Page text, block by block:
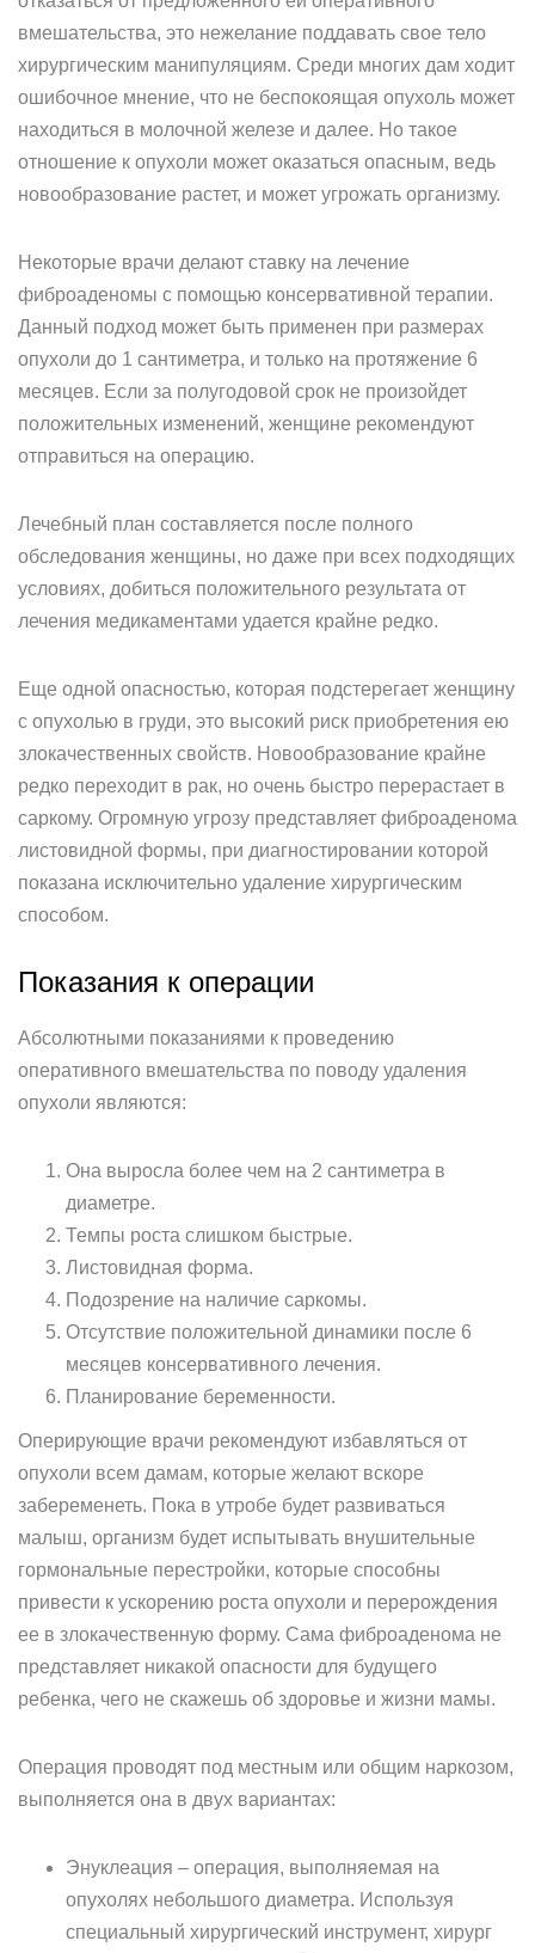
вмешательства, это нежелание поддавать свое тело
хирургическим манипуляциям. Среди многих дам ходит
ошибочное мнение, что не беспокоящая опухоль может
находиться в молочной железе и далее. Но такое
отношение к опухоли может оказаться опасным, ведь
новообразование растет, и может угрожать организму.
Некоторые врачи делают ставку на лечение
фиброаденомы с помощью консервативной терапии.
Данный подход может быть применен при размерах
опухоли до 1 сантиметра, и только на протяжение 6
месяцев. Если за полугодовой срок не произойдет
положительных изменений, женщине рекомендуют
отправиться на операцию.
Лечебный план составляется после полного
обследования женщины, но даже при всех подходящих
условиях, добиться положительного результата от
лечения медикаментами удается крайне редко.
Еще одной опасностью, которая подстерегает женщину
с опухолью в груди, это высокий риск приобретения ею
злокачественных свойств. Новообразование крайне
редко переходит в рак, но очень быстро перерастает в
саркому. Огромную угрозу представляет фиброаденома
листовидной формы, при диагностировании которой
показана исключительно удаление хирургическим
способом.
Показания к операции
Абсолютными показаниями к проведению
оперативного вмешательства по поводу удаления
опухоли являются:
Она выросла более чем на 2 сантиметра в
диаметре.
Темпы роста слишком быстрые.
Листовидная форма.
Подозрение на наличие саркомы.
Отсутствие положительной динамики после 6
месяцев консервативного лечения.
Планирование беременности.
Оперирующие врачи рекомендуют избавляться от
опухоли всем дамам, которые желают вскоре
забеременеть. Пока в утробе будет развиваться
малыш, организм будет испытывать внушительные
гормональные перестройки, которые способны
привести к ускорению роста опухоли и перерождения
ее в злокачественную форму. Сама фиброаденома не
представляет никакой опасности для будущего
ребенка, чего не скажешь об здоровье и жизни мамы.
Операция проводят под местным или общим наркозом,
выполняется она в двух вариантах:
Энуклеация – операция, выполняемая на
опухолях небольшого диаметра. Используя
специальный хирургический инструмент, хирург